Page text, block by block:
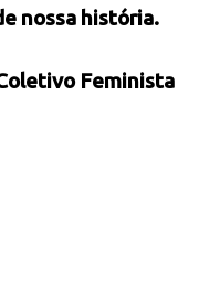
nossa história.
Feminista